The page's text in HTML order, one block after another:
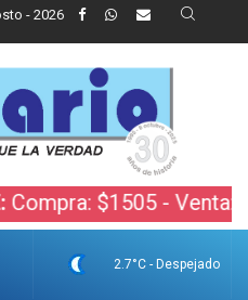
- 2026
$1505 - Venta: $1525
2.7°C - Despejado